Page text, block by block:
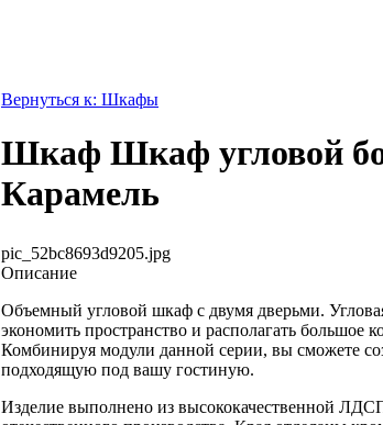
Вернуться к: Шкафы
Шкаф Шкаф угловой
Карамель
pic_52bc8693d9205.jpg
Описание
Объемный угловой шкаф с двумя дверьми.
экономить пространство и располагать большое
Комбинируя модули данной серии, вы сможете
подходящую под вашу гостиную.
Изделие выполнено из высококачественной